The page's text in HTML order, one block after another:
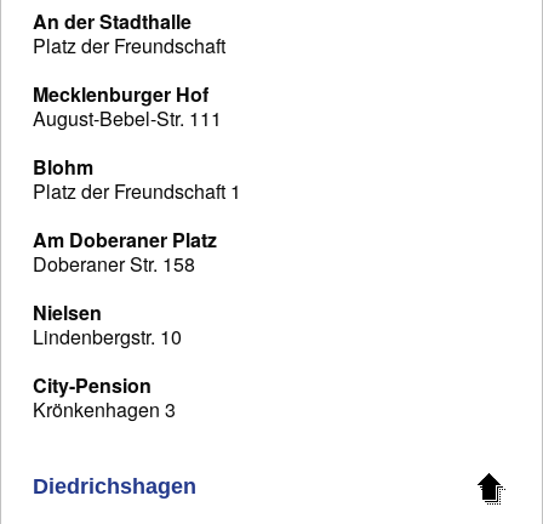
An der Stadthalle
Platz der Freundschaft
Mecklenburger Hof
August-Bebel-Str. 111
Blohm
Platz der Freundschaft 1
Am Doberaner Platz
Doberaner Str. 158
Nielsen
Lindenbergstr. 10
City-Pension
Krönkenhagen 3
Diedrichshagen